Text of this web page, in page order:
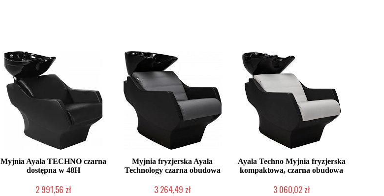
Myjnia Ayala TECHNO czarna
dostępna w 48H
2 991,56 zł
Myjnia fryzjerska Ayala
Technology czarna obudowa
3 264,49 zł
Ayala Techno Myjnia fryzjerska
kompaktowa, czarna obudowa
3 060,02 zł